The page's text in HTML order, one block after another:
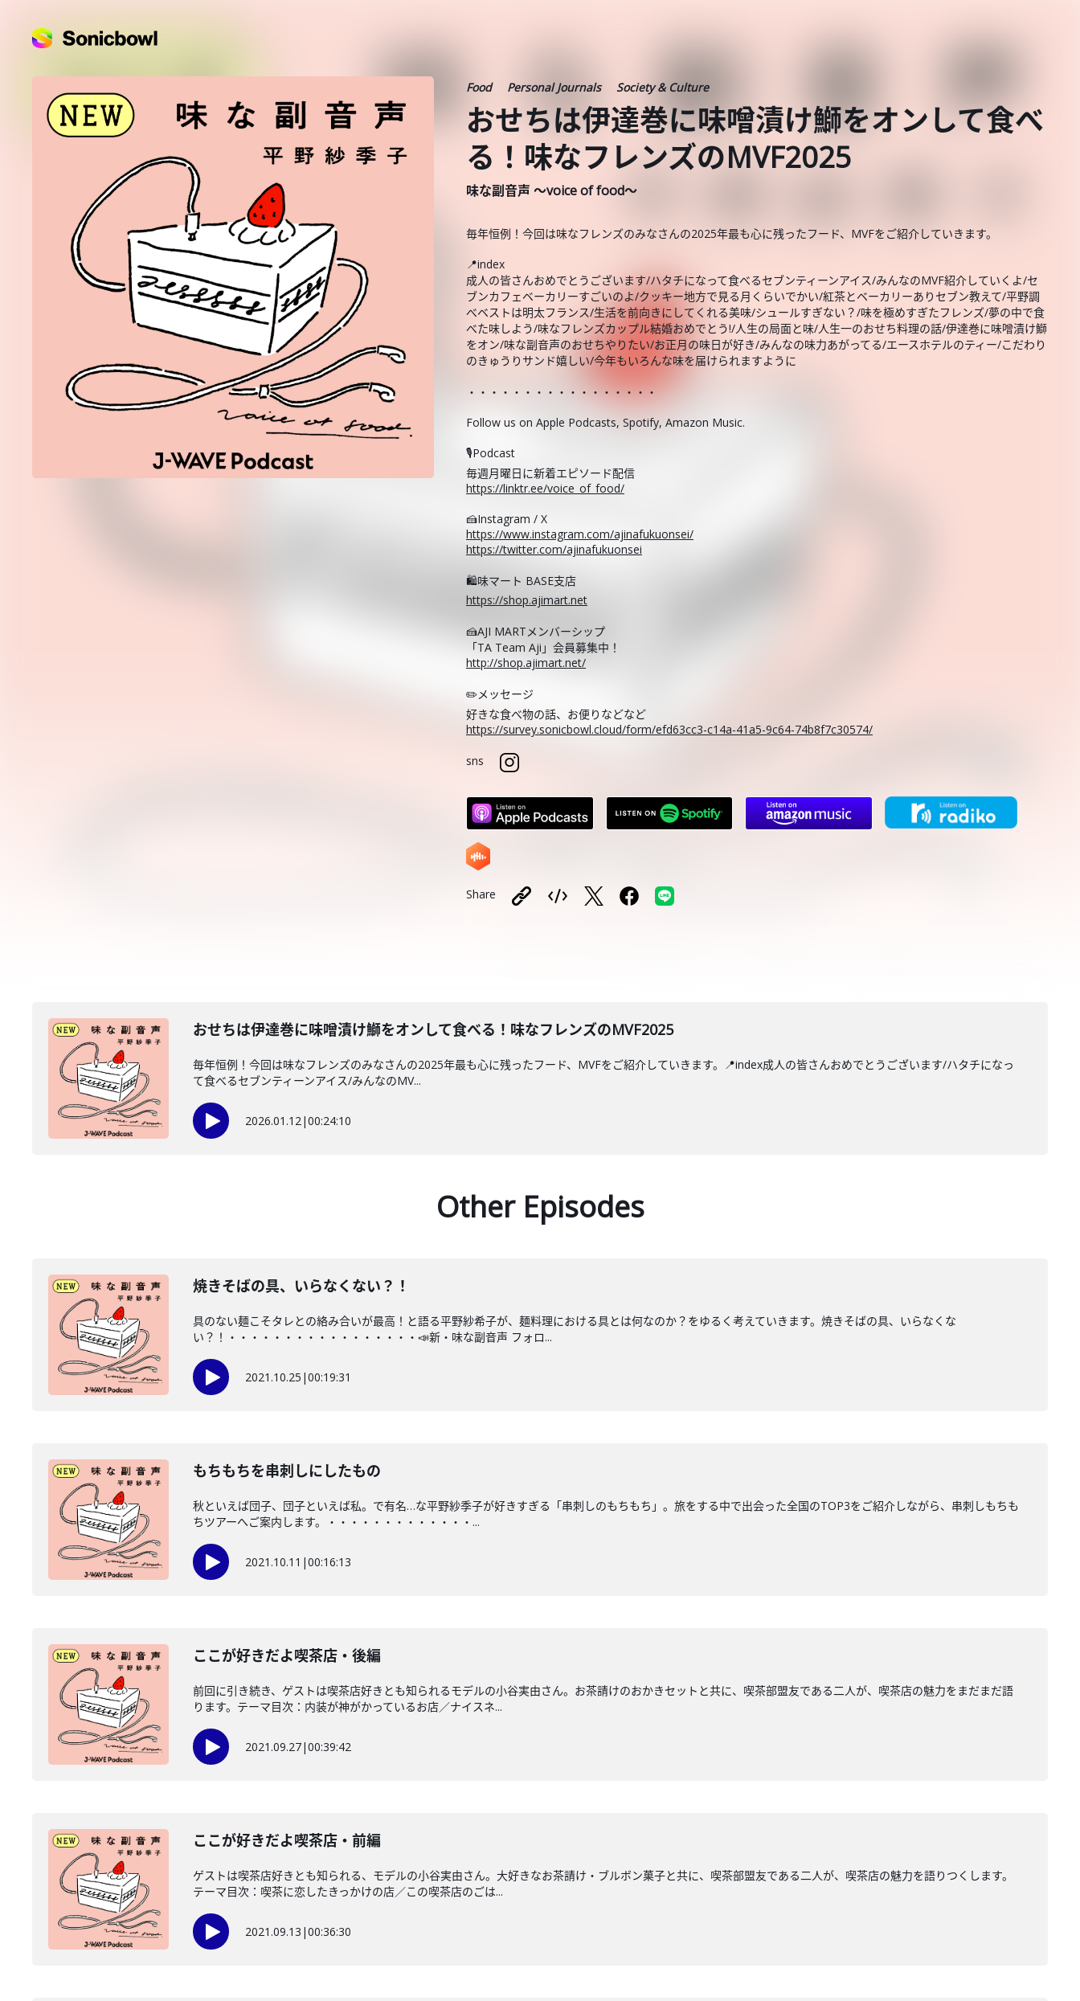
Food Personal Journals Society & Culture
おせちは伊達巻に味噌漬け鰤をオンして食べ
る！味なフレンズのMVF2025
味な副音声 ～voice of food～
毎年恒例！今回は味なフレンズのみなさんの2025年最も心に残ったフード、MVFをご紹介していきます。
📍index
成人の皆さんおめでとうございます/ハタチになって食べるセブンティーンアイス/みんなのMVF紹介していくよ/セ
ブンカフェベーカリーすごいのよ/クッキー地方で見る月くらいでかい/紅茶とベーカリーありセブン教えて/平野調
べベストは明太フランス/生活を前向きにしてくれる美味/シュールすぎない？/味を極めすぎたフレンズ/夢の中で食
べた味しよう/味なフレンズカップル結婚おめでとう!/人生の局面と味/人生一のおせち料理の話/伊達巻に味噌漬け鰤
をオン/味な副音声のおせちやりたい/お正月の味日が好き/みんなの味力あがってる/エースホテルのティー/こだわり
のきゅうりサンド嬉しい/今年もいろんな味を届けられますように
・・・・・・・・・・・・・・・・・
Follow us on Apple Podcasts, Spotify, Amazon Music.
🎙️Podcast
毎週月曜日に新着エピソード配信
https://linktr.ee/voice_of_food/
🍰Instagram / X
https://www.instagram.com/ajinafukuonsei/
https://twitter.com/ajinafukuonsei
🛍️味マート BASE支店
https://shop.ajimart.net
🍰AJI MARTメンバーシップ
「TA Team Aji」会員募集中！
http://shop.ajimart.net/
✏️メッセージ
好きな食べ物の話、お便りなどなど
https://survey.sonicbowl.cloud/form/efd63cc3-c14a-41a5-9c64-74b8f7c30574/
sns
Share
おせちは伊達巻に味噌漬け鰤をオンして食べる！味なフレンズのMVF2025
毎年恒例！今回は味なフレンズのみなさんの2025年最も心に残ったフード、MVFをご紹介していきます。📍index成人の皆さんおめでとうございます/ハタチになっ
て食べるセブンティーンアイス/みんなのMV...
2026.01.12|00:24:10
Other Episodes
焼きそばの具、いらなくない？！
具のない麺こそタレとの絡み合いが最高！と語る平野紗希子が、麺料理における具とは何なのか？をゆるく考えていきます。焼きそばの具、いらなくな
い？！・・・・・・・・・・・・・・・・・📣新・味な副音声 フォロ...
2021.10.25 |00:19:31
もちもちを串刺しにしたもの
秋といえば団子、団子といえば私。で有名…な平野紗季子が好きすぎる「串刺しのもちもち」。旅をする中で出会った全国のTOP3をご紹介しながら、串刺しもちも
ちツアーへご案内します。・・・・・・・・・・・・・...
2021.10.11 |00:16:13
ここが好きだよ喫茶店・後編
前回に引き続き、ゲストは喫茶店好きとも知られるモデルの小谷実由さん。お茶請けのおかきセットと共に、喫茶部盟友である二人が、喫茶店の魅力をまだまだ語
ります。テーマ目次：内装が神がかっているお店／ナイスネ...
2021.09.27|00:39:42
ここが好きだよ喫茶店・前編
ゲストは喫茶店好きとも知られる、モデルの小谷実由さん。大好きなお茶請け・ブルボン菓子と共に、喫茶部盟友である二人が、喫茶店の魅力を語りつくします。
テーマ目次：喫茶に恋したきっかけの店／この喫茶店のごは...
2021.09.13 |00:36:30